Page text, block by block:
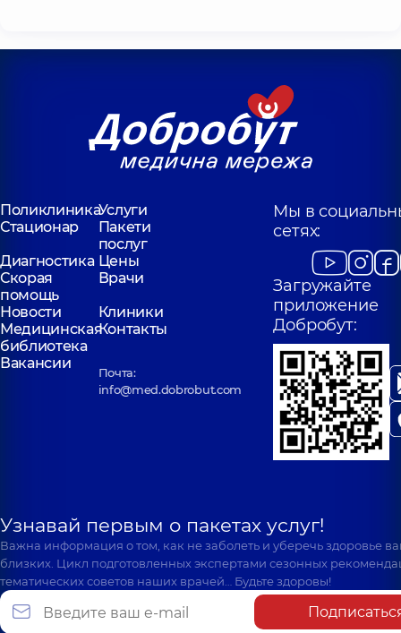
ПоликлиникаУслуги
Стационар
Пакети
послуг
Диагностика Цены
Скорая
помощь
Врачи
Новости
Клиники
Медицинская
библиотека
Контакты
Вакансии
Почта:
info@med.dobrobut.com
Мы в
сетях:
Загружайте
приложение
Добробут:
Узнавай первым о пакетах услуг!
Важна информация о том, как не заболеть и уберечь здоровье
близких. Цикл подготовленных экспертами сезонных
тематических советов наших врачей… Будьте здоровы!